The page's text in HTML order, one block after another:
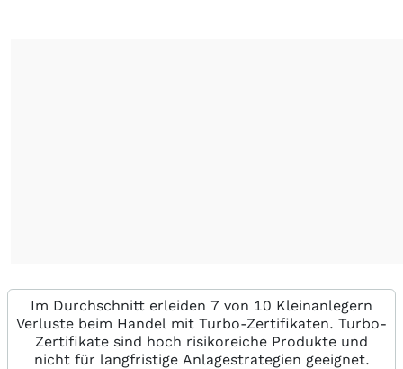
Im Durchschnitt erleiden 7 von 10 Kleinanlegern
Verluste beim Handel mit Turbo-Zertifikaten. Turbo-
Zertifikate sind hoch risikoreiche Produkte und
nicht für langfristige Anlagestrategien geeignet.